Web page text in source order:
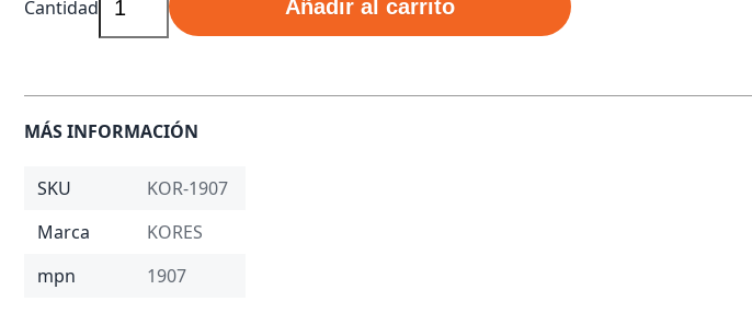
Cantidad Añadir al carrito
MÁS INFORMACIÓN
SKU
KOR-1907
Marca
KORES
mpn
1907